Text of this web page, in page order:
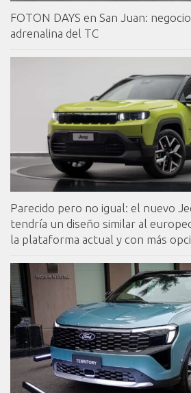
FOTON DAYS en San Juan:
adrenalina del TC
Parecido pero no igual: el nuevo
tendría un diseño similar al
la plataforma actual y con más